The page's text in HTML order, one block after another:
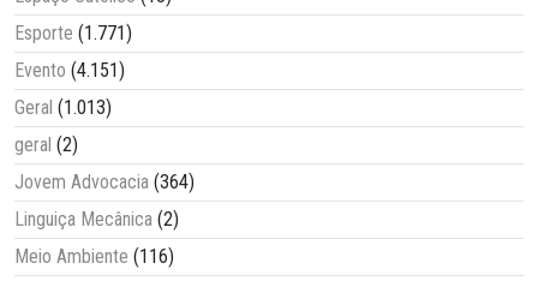
Esporte (1.771)
Evento (4.151)
Geral (1.013)
geral (2)
Jovem Advocacia (364)
Linguiça Mecânica (2)
Meio Ambiente (116)